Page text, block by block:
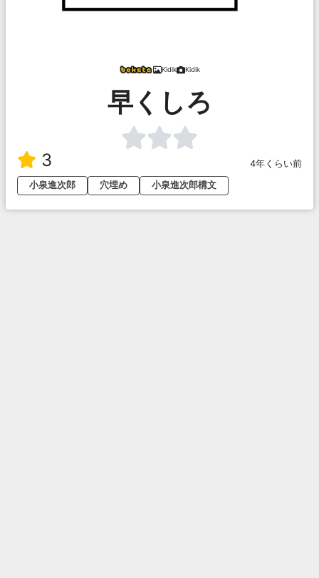
Kidik Kidik
早くしろ
3
4年くらい前
小泉進次郎
穴埋め 小泉進次郎構文